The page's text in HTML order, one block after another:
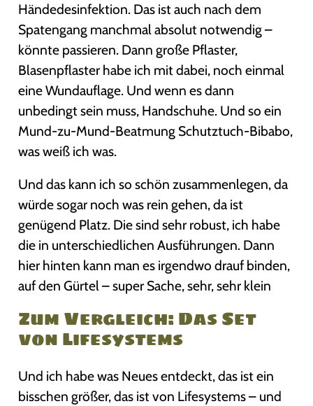
Händedesinfektion. Das ist auch nach dem
Spatengang manchmal absolut notwendig –
könnte passieren. Dann große Pflaster,
Blasenpflaster habe ich mit dabei, noch einmal
eine Wundauflage. Und wenn es dann
unbedingt sein muss, Handschuhe. Und so ein
Mund-zu-Mund-Beatmung Schutztuch-Bibabo,
was weiß ich was.
Und das kann ich so schön zusammenlegen, da
würde sogar noch was rein gehen, da ist
genügend Platz. Die sind sehr robust, ich habe
die in unterschiedlichen Ausführungen. Dann
hier hinten kann man es irgendwo drauf binden,
auf den Gürtel – super Sache, sehr, sehr klein
Zum Vergleich: Das Set
von Lifesystems
Und ich habe was Neues entdeckt, das ist ein
bisschen größer, das ist von Lifesystems – und